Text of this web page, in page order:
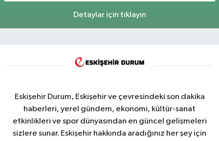
Detaylar için tıklayın
Eskişehir Durum, Eskişehir ve çevresindeki son dakika
haberleri, yerel gündem, ekonomi, kültür-sanat
etkinlikleri ve spor dünyasından en güncel gelişmeleri
sizlere sunar. Eskişehir hakkında aradığınız her şey için